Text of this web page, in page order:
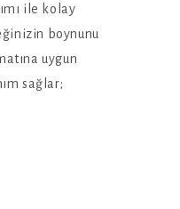
ile kolay
boynunu
uygun
sağlar;